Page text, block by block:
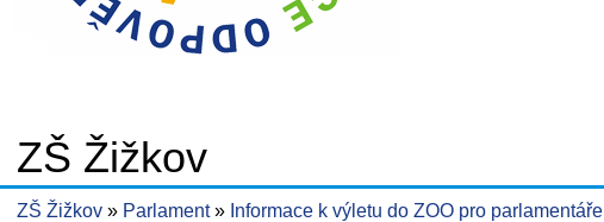
ZŠ Žižkov
ZŠ Žižkov Parlament Informace k výletu do ZOO pro parlamentáře